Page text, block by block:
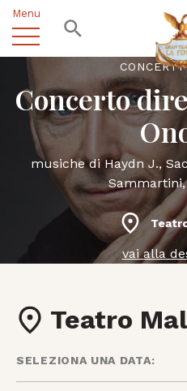
Menu
Concerto
musiche di Haydn J.,
vai alla
Teatro
SELEZIONA UNA DATA: